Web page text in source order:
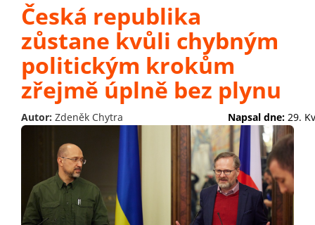
Česká republika
zůstane kvůli chybným
politickým krokům
zřejmě úplně bez plynu
Autor: Zdeněk Chytra Napsal dne: 29.